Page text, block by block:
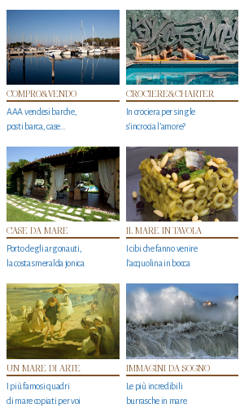
COMPRO&VENDO
AAA vendesi barche,
posti barca, case…
CROCIERE&CHARTER
In crociera per single
s'incrocia l’amore?
CASE DA MARE
Porto degli argonauti,
la costa smeralda jonica
IL MARE IN TAVOLA
I cibi che fanno venire
l’acquolina in bocca
UN MARE DI ARTE
I più famosi quadri
di mare copiati per voi
IMMAGINI DA SOGNO
Le più incredibili
burrasche in mare